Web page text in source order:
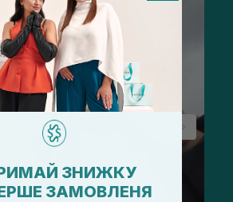
ЗНИЖКУ
ЗАМОВЛЕНЯ